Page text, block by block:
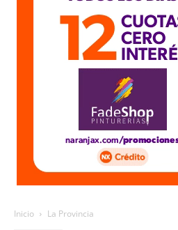
Inicio La Provincia